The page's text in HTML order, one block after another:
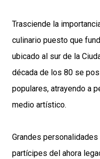
Trasciende la
culinario puesto que
ubicado al sur de la
década de los 80 se
populares, atrayendo a
medio artístico.
Grandes
partícipes del ahora